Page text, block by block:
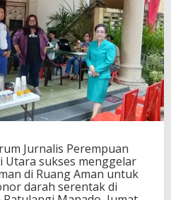
Jurnalis Perempuan
Utara sukses menggelar
di Ruang Aman untuk
darah serentak di